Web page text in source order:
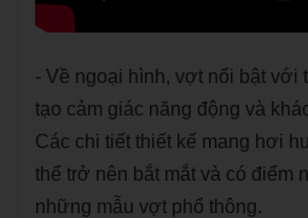
- Về ngoại hình, vợt nổi bật với
tạo cảm giác năng động và
Các chi tiết thiết kế mang hơi
thể trở nên bắt mắt và có điểm
những mẫu vợt phổ thông.